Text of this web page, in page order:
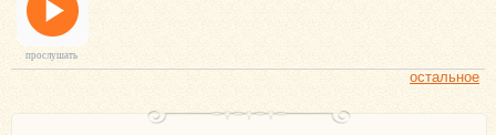
прослушать
остальное